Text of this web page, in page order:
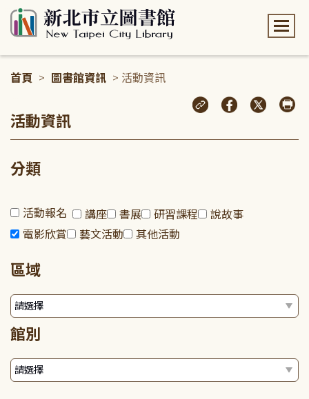
首頁 > 圖書館資訊 > 活動資訊
活動資訊
分類
活動報名 講座 書展 研習課程
說故事
電影欣賞
藝文活動 其他活動
區域
館別